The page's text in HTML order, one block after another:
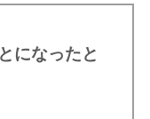
になったと